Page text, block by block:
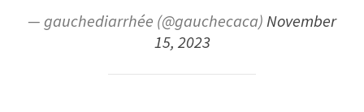
— gauchediarrhée (@gauchecaca)November
15, 2023